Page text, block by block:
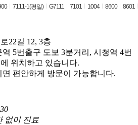
7111-1(평일) G7111 7101 1004 8600
8601
22길 12, 3층
5번출구 도보 3분거리, 시청역 4번
위치하고 있습니다.
편안하게 방문이 가능합니다.
없이 진료